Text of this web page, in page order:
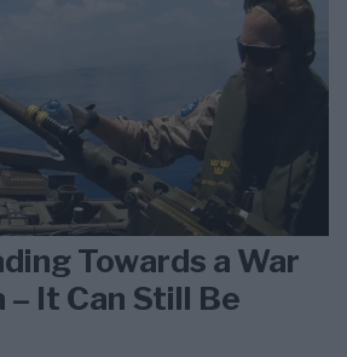
Towards a War
It Can Still Be